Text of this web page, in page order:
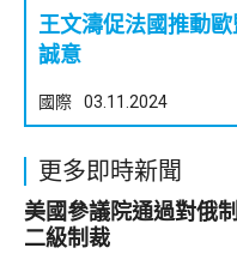
王文濤促法國推動
誠意
國際 03.11.2024
更多即時新聞
美國參議院通過對俄
二級制裁